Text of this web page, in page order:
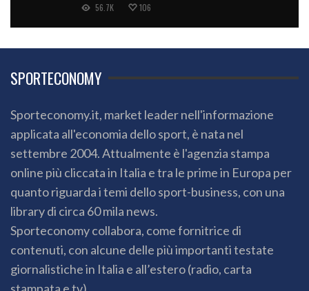
56.7K 106
SPORTECONOMY
Sporteconomy.it, market leader nell'informazione
applicata all'economia dello sport, è nata nel
settembre 2004. Attualmente è l'agenzia stampa
online più cliccata in Italia e tra le prime in Europa per
quanto riguarda i temi dello sport-business, con una
library di circa 60 mila news.
Sporteconomy collabora, come fornitrice di
contenuti, con alcune delle più importanti testate
giornalistiche in Italia e all’estero (radio, carta